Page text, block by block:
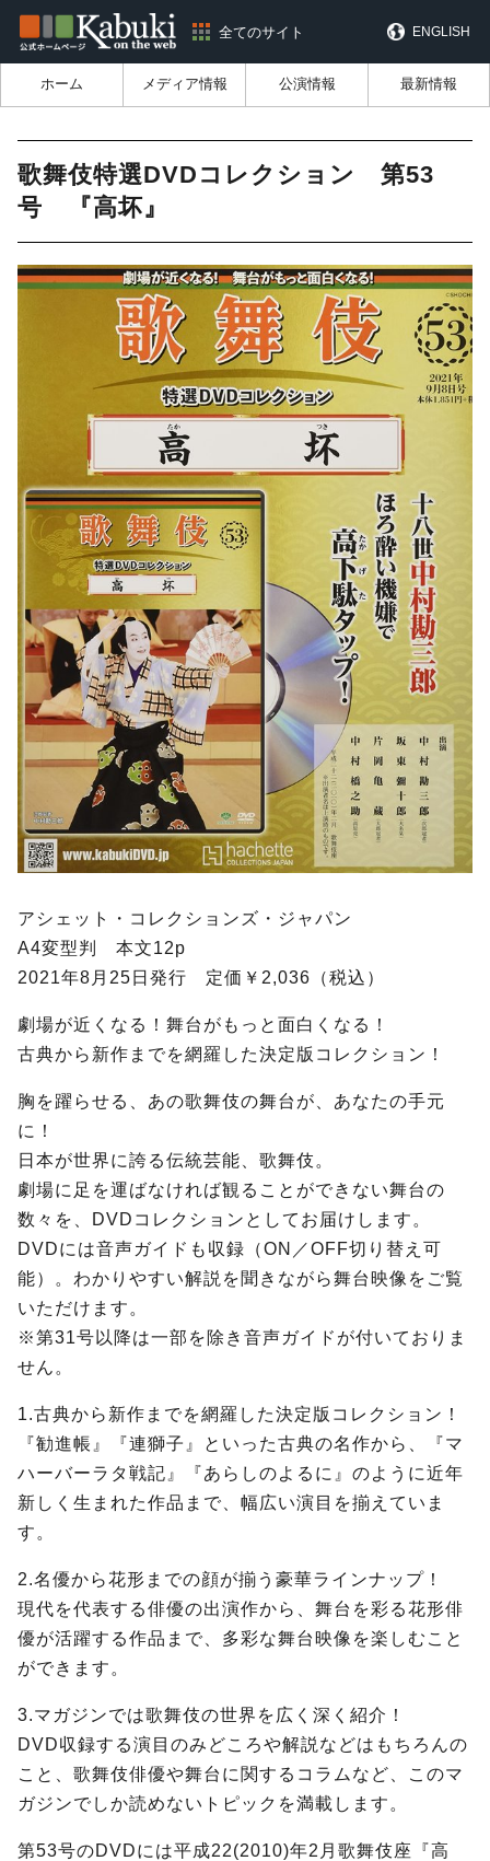
全てのサイト ENGLISH
ホーム メディア情報 公演情報 最新情報
歌舞伎特選DVDコレクション 第53
号 『高坏』
アシェット・コレクションズ・ジャパン
A4変型判 本文12p
2021年8月25日発行 定価￥2,036（税込）
劇場が近くなる！舞台がもっと面白くなる！
古典から新作までを網羅した決定版コレクション！
胸を躍らせる、あの歌舞伎の舞台が、あなたの手元
に！
日本が世界に誇る伝統芸能、歌舞伎。
劇場に足を運ばなければ観ることができない舞台の
数々を、DVDコレクションとしてお届けします。
DVDには音声ガイドも収録（ON／OFF切り替え可
能）。わかりやすい解説を聞きながら舞台映像をご覧
いただけます。
※第31号以降は一部を除き音声ガイドが付いておりま
せん。
1.古典から新作までを網羅した決定版コレクション！
『勧進帳』『連獅子』といった古典の名作から、『マ
ハーバーラタ戦記』『あらしのよるに』のように近年
新しく生まれた作品まで、幅広い演目を揃えていま
す。
2.名優から花形までの顔が揃う豪華ラインナップ！
現代を代表する俳優の出演作から、舞台を彩る花形俳
優が活躍する作品まで、多彩な舞台映像を楽しむこと
ができます。
3.マガジンでは歌舞伎の世界を広く深く紹介！
DVD収録する演目のみどころや解説などはもちろんの
こと、歌舞伎俳優や舞台に関するコラムなど、このマ
ガジンでしか読めないトピックを満載します。
第53号のDVDには平成22(2010)年2月歌舞伎座『高